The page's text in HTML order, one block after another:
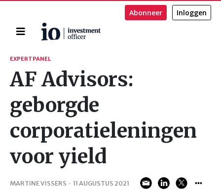
Home
Abonneer Inloggen
Zoeken
EXPERTPANEL
AF Advisors:
geborgde
corporatieleningen
voor yield
MARTINE VISSERS · 11 AUGUSTUS 2021